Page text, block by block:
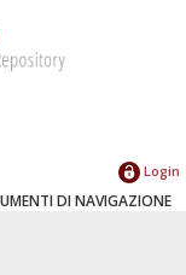
Login
DI NAVIGAZIONE